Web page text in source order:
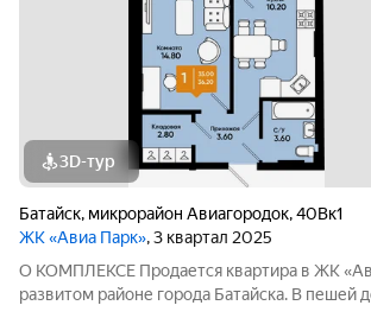
3D-тур
Батайск, микрорайон Авиагородок,40Вк1
ЖК «Авиа Парк», 3 квартал 2025
О КОМПЛЕКСЕ Продается квартира в ЖК
развитом районе города Батайска. В пешей